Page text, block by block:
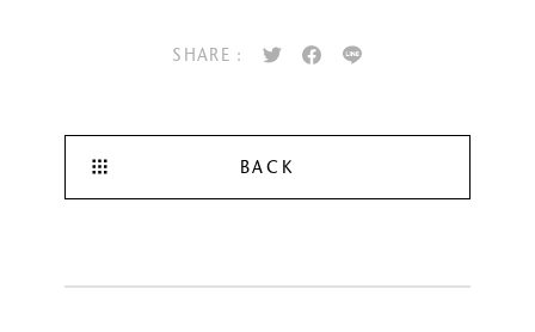
SHARE :
BACK